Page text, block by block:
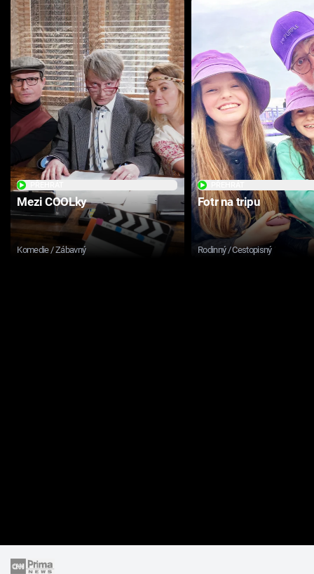
Mezi COOLky
Komedie / Zábavný
Fotr na tripu
Rodinný / Cestopisný